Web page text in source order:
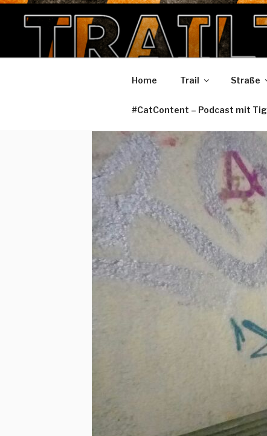
Zum
Inhalt
Home Trail Straße
#CatContent – Podcast mit